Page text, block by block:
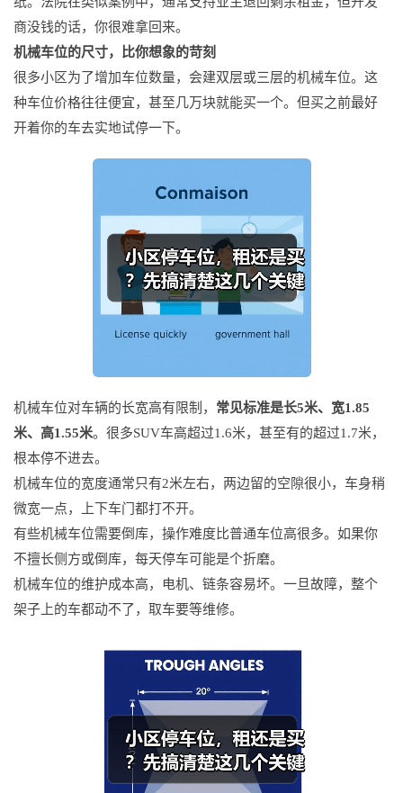
商没钱的话，你很难拿回来。
机械车位的尺寸，比你想象的苛刻
很多小区为了增加车位数量，会建双层或三层的机械车位。这
种车位价格往往便宜，甚至几万块就能买一个。但买之前最好
开着你的车去实地试停一下。
机械车位对车辆的长宽高有限制， 常见标准是长5米、宽1.85
米、高1.55米。很多SUV车高超过1.6米，甚至有的超过1.7米，
根本停不进去。
机械车位的宽度通常只有2米左右，两边留的空隙很小，车身稍
微宽一点，上下车门都打不开。
有些机械车位需要倒库，操作难度比普通车位高很多。如果你
不擅长侧方或倒库，每天停车可能是个折磨。
机械车位的维护成本高，电机、链条容易坏。一旦故障，整个
架子上的车都动不了，取车要等维修。